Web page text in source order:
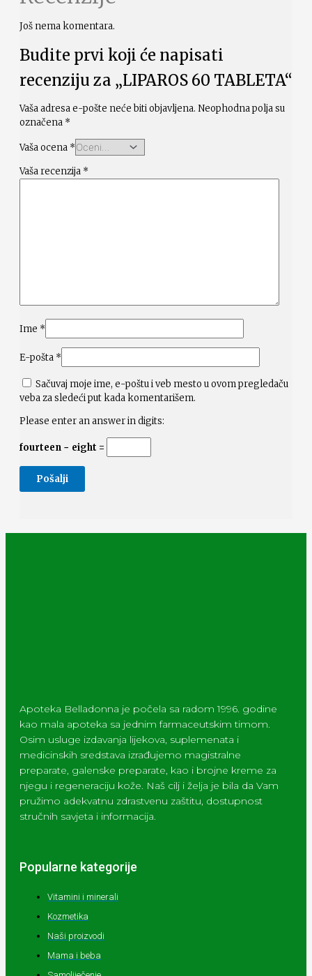
Još nema komentara.
Budite prvi koji će napisati
recenziju za „LIPAROS 60 TABLETA“
Vaša adresa e-pošte neće biti objavljena. Neophodna polja su
označena *
Vaša ocena *
Vaša recenzija *
Ime *
E-pošta *
Sačuvaj moje ime, e-poštu i veb mesto u ovom pregledaču
veba za sledeći put kada komentarišem.
Please enter an answer in digits:
fourteen − eight =
Apoteka Belladonna je počela sa radom 1996. godine
kao mala apoteka sa jednim farmaceutskim timom.
Osim usluge izdavanja lijekova, suplemenata i
medicinskih sredstava izrađujemo magistralne
preparate, galenske preparate, kao i brojne kreme za
njegu i regeneraciju kože. Naš cilj i želja je bila da Vam
pružimo adekvatnu zdrastvenu zaštitu, dostupnost
stručnih savjeta i informacija.
Popularne kategorije
Vitamini i minerali
Kozmetika
Naši proizvodi
Mama i beba